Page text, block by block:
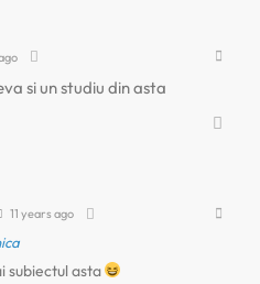
si un studiu din asta
11 years ago
subiectul asta